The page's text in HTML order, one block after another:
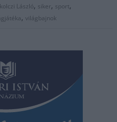
László, siker, sport,
,világbajnok